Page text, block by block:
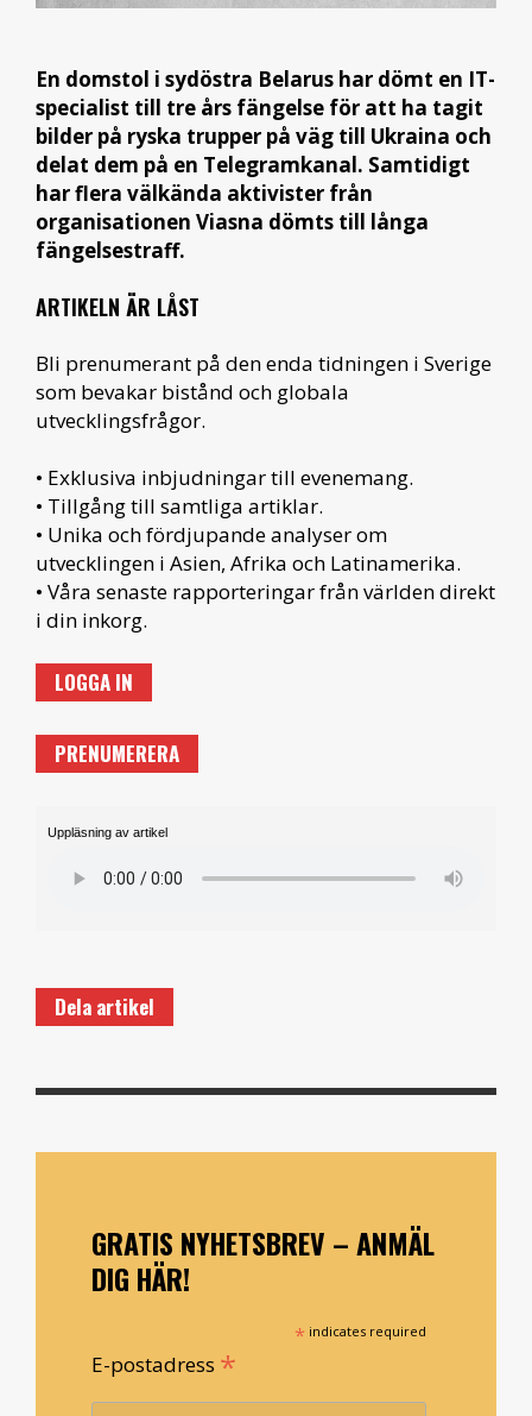
En domstol i sydöstra Belarus har dömt en IT-
specialist till tre års fängelse för att ha tagit
bilder på ryska trupper på väg till Ukraina och
delat dem på en Telegramkanal. Samtidigt
har flera välkända aktivister från
organisationen Viasna dömts till långa
fängelsestraff.
ARTIKELN ÄR LÅST
Bli prenumerant på den enda tidningen i Sverige
som bevakar bistånd och globala
utvecklingsfrågor.
• Exklusiva inbjudningar till evenemang.
• Tillgång till samtliga artiklar.
• Unika och fördjupande analyser om
utvecklingen i Asien, Afrika och Latinamerika.
• Våra senaste rapporteringar från världen direkt
i din inkorg.
LOGGA IN
PRENUMERERA
Uppläsning av artikel
Dela artikel
GRATIS NYHETSBREV – ANMÄL
DIG HÄR!
* indicates required
E-postadress *